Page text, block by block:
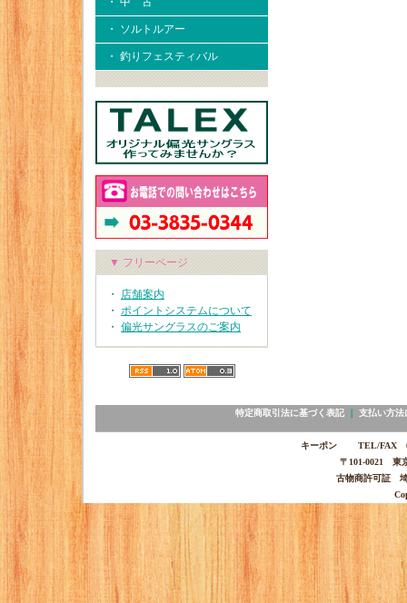
・ ソルトルアー
・ 釣りフェスティバル
▼ フリーページ
・ 店舗案内
・ ポイントシステムについて
・ 偏光サングラスのご案内
特定商取引法に基づく表記｜ 支払い方法
キーポン TEL/FAX
〒101-0021 東
古物商許可証